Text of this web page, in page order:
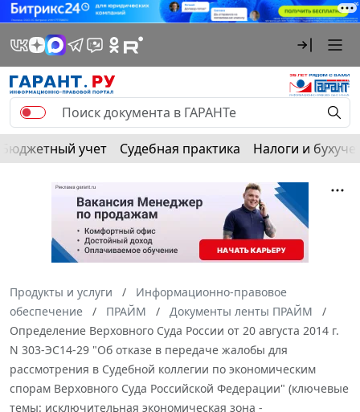
Бюджетный учет Судебная практика Налоги и
Продукты и услуги
Информационно-правовое
обеспечение
ПРАЙМ
Документы ленты ПРАЙМ
Определение Верховного Суда России от 20 августа 2014 г.
N 303-ЭС14-29 "Об отказе в передаче жалобы для
рассмотрения в Судебной коллегии по экономическим
спорам Верховного Суда Российской Федерации" (ключевые
темы: исключительная экономическая зона -